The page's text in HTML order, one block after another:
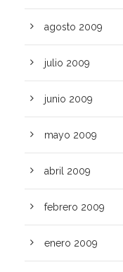
agosto 2009
julio 2009
junio 2009
mayo 2009
abril 2009
febrero 2009
enero 2009